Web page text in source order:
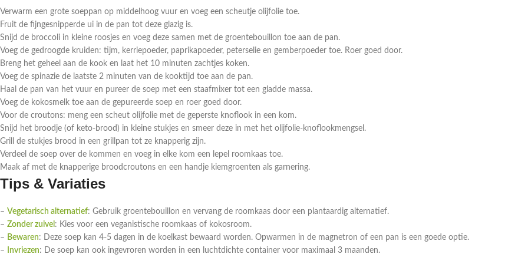
Verwarm een grote soeppan op middelhoog vuur en voeg een scheutje olijfolie toe.
Fruit de fijngesnipperde ui in de pan tot deze glazig is.
Snijd de broccoli in kleine roosjes en voeg deze samen met de groentebouillon toe aan de pan.
Voeg de gedroogde kruiden: tijm, kerriepoeder, paprikapoeder, peterselie en gemberpoeder toe. Roer goed door.
Breng het geheel aan de kook en laat het 10 minuten zachtjes koken.
Voeg de spinazie de laatste 2 minuten van de kooktijd toe aan de pan.
Haal de pan van het vuur en pureer de soep met een staafmixer tot een gladde massa.
Voeg de kokosmelk toe aan de gepureerde soep en roer goed door.
Voor de croutons: meng een scheut olijfolie met de geperste knoflook in een kom.
Snijd het broodje (of keto-brood) in kleine stukjes en smeer deze in met het olijfolie-knoflookmengsel.
Grill de stukjes brood in een grillpan tot ze knapperig zijn.
Verdeel de soep over de kommen en voeg in elke kom een lepel roomkaas toe.
Maak af met de knapperige broodcroutons en een handje kiemgroenten als garnering.
Tips & Variaties
– Vegetarisch alternatief: Gebruik groentebouillon en vervang de roomkaas door een plantaardig alternatief.
– Zonder zuivel : Kies voor een veganistische roomkaas of kokosroom.
– Bewaren: Deze soep kan 4-5 dagen in de koelkast bewaard worden. Opwarmen in de magnetron of een pan is een goede optie.
–
Invriezen: De soep kan ook ingevroren worden in een luchtdichte container voor maximaal 3 maanden.